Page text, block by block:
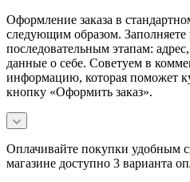
Оформление заказа в
следующим образом.
последовательным этапам:
данные о себе. Советуем в
информацию, которая поможет
кнопку «Оформить заказ».
Оплачивайте покупки удобным
магазине доступно 3 варианта